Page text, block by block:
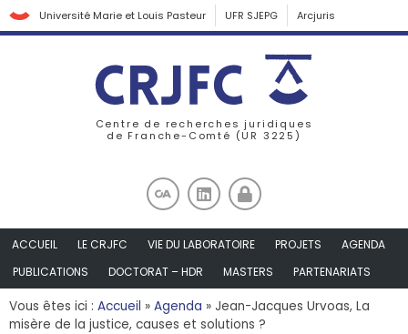
Université Marie et Louis Pasteur UFR SJEPG Arcjuris
Centre de recherches juridiques
de Franche-Comté (UR 3225)
ACCUEIL LE CRJFC VIE DU LABORATOIRE PROJETS
AGENDA
PUBLICATIONS
DOCTORAT – HDR MASTERS PARTENARIATS
Vous êtes ici : Accueil » Agenda » Jean-Jacques Urvoas, La
misère de la justice, causes et solutions ?